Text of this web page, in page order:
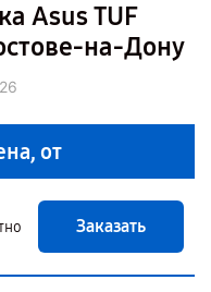
Asus TUF
на-Дону
от
Заказать